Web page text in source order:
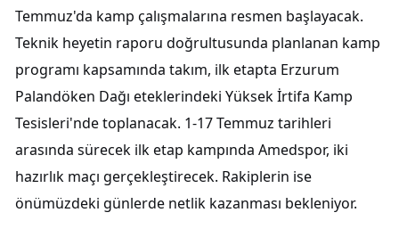
Temmuz'da kamp çalışmalarına resmen başlayacak.
Teknik heyetin raporu doğrultusunda planlanan kamp
programı kapsamında takım, ilk etapta Erzurum
Palandöken Dağı eteklerindeki Yüksek İrtifa Kamp
Tesisleri'nde toplanacak. 1-17 Temmuz tarihleri
arasında sürecek ilk etap kampında Amedspor, iki
hazırlık maçı gerçekleştirecek. Rakiplerin ise
önümüzdeki günlerde netlik kazanması bekleniyor.